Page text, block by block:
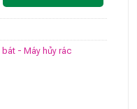
- Máy hủy rác